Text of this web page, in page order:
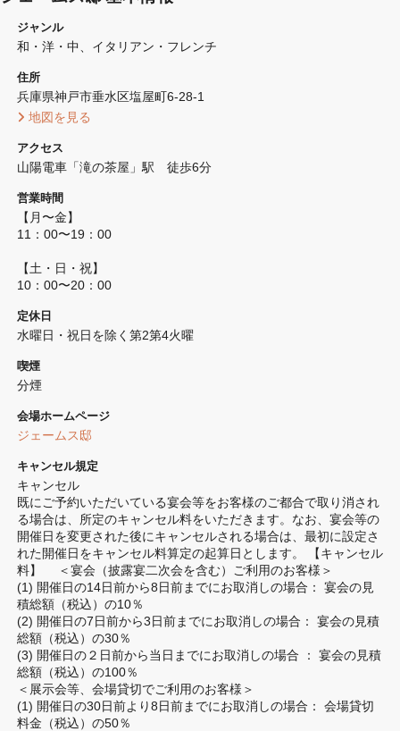
ジャンル
和・洋・中 イタリアン・フレンチ
住所
兵庫県神戸市垂水区塩屋町6-28-1
地図を見る
アクセス
山陽電車「滝の茶屋」駅　徒歩6分
営業時間
【月〜金】
11：00〜19：00
【土・日・祝】
10：00〜20：00
定休日
水曜日・祝日を除く第2第4火曜
喫煙
分煙
会場ホームページ
ジェームス邸
キャンセル規定
キャンセル
既にご予約いただいている宴会等をお客様のご都合で取り消され
る場合は、所定のキャンセル料をいただきます。なお、宴会等の
開催日を変更された後にキャンセルされる場合は、最初に設定さ
れた開催日をキャンセル料算定の起算日とします。 【キャンセル
料】　 ＜宴会（披露宴二次会を含む）ご利用のお客様＞
(1) 開催日の14日前から8日前までにお取消しの場合： 宴会の見
積総額（税込）の10％
(2) 開催日の7日前から3日前までにお取消しの場合： 宴会の見積
総額（税込）の30％
(3) 開催日の２日前から当日までにお取消しの場合 ： 宴会の見積
総額（税込）の100％
＜展示会等、会場貸切でご利用のお客様＞
(1) 開催日の30日前より8日前までにお取消しの場合： 会場貸切
料金（税込）の50％